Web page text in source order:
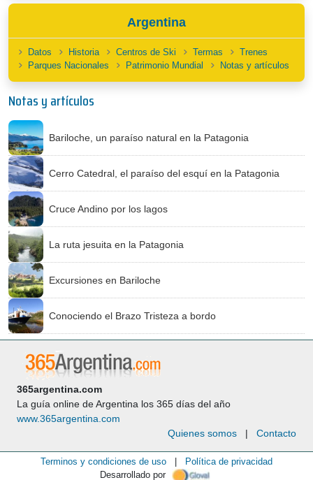
Argentina
Datos Historia Centros de Ski Termas
Trenes
Parques Nacionales
Patrimonio Mundial Notas y artículos
Notas y artículos
Bariloche, un paraíso natural en la Patagonia
Cerro Catedral, el paraíso del esquí en la Patagonia
Cruce Andino por los lagos
La ruta jesuita en la Patagonia
Excursiones en Bariloche
Conociendo el Brazo Tristeza a bordo
365argentina.com
La guía online de Argentina los 365 días del año
www.365argentina.com
Quienes somos | Contacto
Terminos y condiciones de uso
Política de privacidad
Desarrollado por